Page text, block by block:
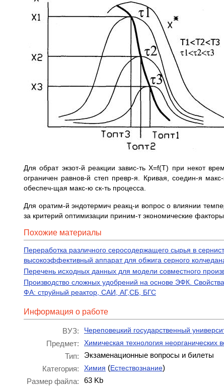
Для обрат экзот-й реакции завис-ть Х=f(T) при некот
ограничен равнов-й степ превр-я. Кривая, соедин-я
обеспеч-щая макс-ю ск-ть процесса.
Для оратим-й эндотермич реакц-и вопрос о влиянии
за критерий оптимизации приним-т экономические факторы.
Похожие материалы
Переработка различного серосодержащего сырья в
высокоэффективный аппарат для обжига серного
Перечень исходных данных для модели совместного
Производство сложных удобрений на основе ЭФК.
ФА: струйный реактор, САИ, АГ,СБ, БГС
Информация о работе
ВУЗ: Череповецкий государственный
Предмет: Химическая технология неорганических
Тип:
Экзаменационные вопросы и билеты
Категория:
Химия (Естествознание)
Размер файла:
63 Kb